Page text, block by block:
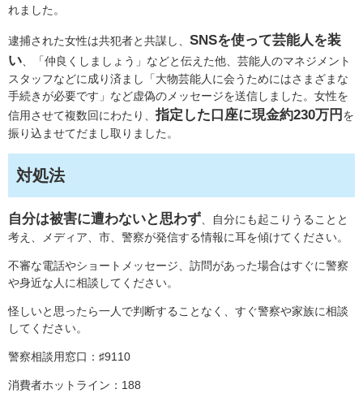
れました。
逮捕された女性は共犯者と共謀し、 SNSを使って芸能人を装
い 、「仲良くしましょう」などと伝えた他、芸能人のマネジメント
スタッフなどに成り済まし「大物芸能人に会うためにはさまざまな
手続きが必要です」など虚偽のメッセージを送信しました。女性を
信用させて複数回にわたり、 指定した口座に現金約230万円 を
振り込ませてだまし取りました。
対処法
自分は被害に遭わないと思わず 、自分にも起こりうることと
考え、メディア、市、警察が発信する情報に耳を傾けてください。
不審な電話やショートメッセージ、訪問があった場合はすぐに警察
や身近な人に相談してください。
怪しいと思ったら一人で判断することなく、すぐ警察や家族に相談
してください。
警察相談用窓口：♯9110
消費者ホットライン：188